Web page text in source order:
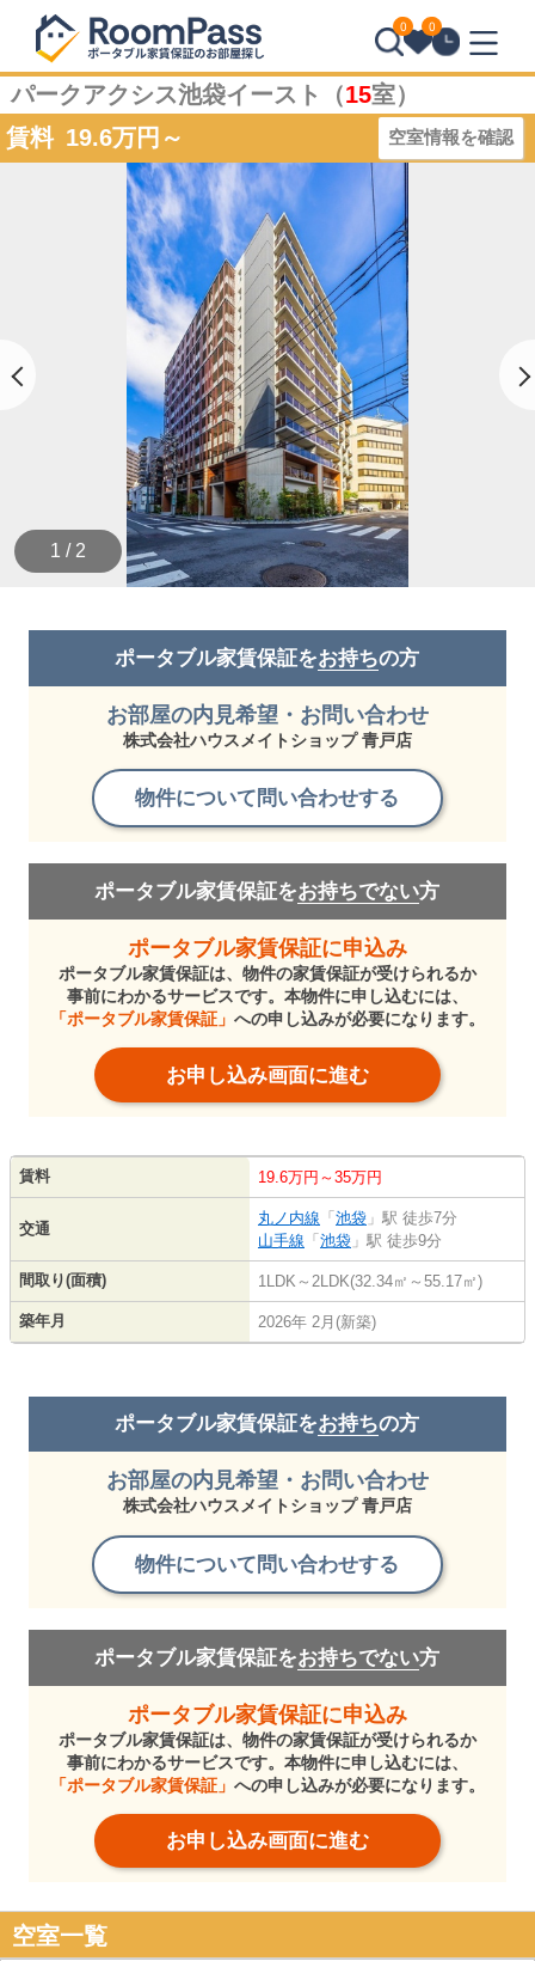
0 0
パークアクシス池袋イースト（15室）
賃料 19.6万円～ 空室情報を確認
1 / 2
ポータブル家賃保証をお持ちの方
お部屋の内見希望・お問い合わせ
株式会社ハウスメイトショップ 青戸店
物件について問い合わせする
ポータブル家賃保証をお持ちでない方
ポータブル家賃保証に申込み
ポータブル家賃保証は、物件の家賃保証が受けられるか
事前にわかるサービスです。本物件に申し込むには、
「ポータブル家賃保証」 への申し込みが必要になります。
お申し込み画面に進む
賃料 19.6万円～35万円
交通
丸ノ内線 「池袋 」駅 徒歩7分
山手線 「池袋 」駅 徒歩9分
間取り(面積) 1LDK～2LDK(32.34㎡～55.17㎡)
築年月 2026年 2月(新築)
ポータブル家賃保証をお持ちの方
お部屋の内見希望・お問い合わせ
株式会社ハウスメイトショップ 青戸店
物件について問い合わせする
ポータブル家賃保証をお持ちでない方
ポータブル家賃保証に申込み
ポータブル家賃保証は、物件の家賃保証が受けられるか
事前にわかるサービスです。本物件に申し込むには、
「ポータブル家賃保証」 への申し込みが必要になります。
お申し込み画面に進む
空室一覧